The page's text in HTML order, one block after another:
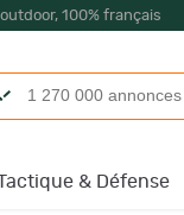
100% français
& Défense